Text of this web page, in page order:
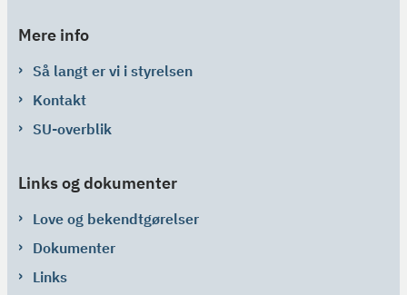
Mere info
Så langt er vi i styrelsen
Kontakt
SU-overblik
Links og dokumenter
Love og bekendtgørelser
Dokumenter
Links